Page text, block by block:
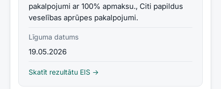
pakalpojumi ar 100% apmaksu., Citi papildus
veselības aprūpes pakalpojumi.
Līguma datums
19.05.2026
Skatīt rezultātu EIS →